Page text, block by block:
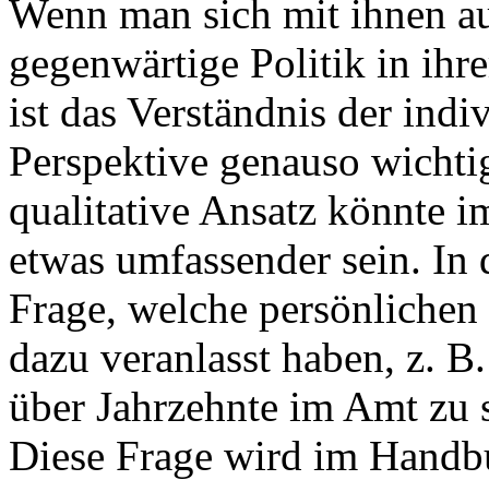
Wenn man sich mit ihnen
gegenwärtige Politik in
ist das Verständnis der
Perspektive genauso
qualitative Ansatz könnte
etwas umfassender sein.
Frage, welche
dazu veranlasst haben, z.
über Jahrzehnte im Amt zu
Diese Frage wird im